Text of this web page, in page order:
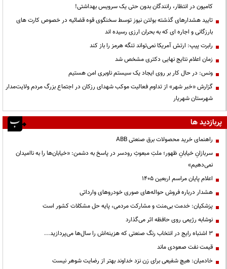
کامیون در انتظار، رانندگان بدون حتی یک سرویس بهداشتی!
تایید هشدارهای گذشته بولتن نیوز توسط سخنگوی قوه قضائیه در خصوص کارت های
بارزگانی و اجاره ای که به بحران ارزی رسیده اند
رابرت پیپ: ارتش آمریکا نمی‌تواند تنگه هرمز را باز کند
زمان اعلام نتایج نهایی دکتری مشخص شد
ونس: در حال کار بر روی ایجاد یک سیستم ناوبری امن هستیم
گزارش «خبر شهر» از تداوم فعالیت موکب شهدای رزکان در اجتماع بزرگ مردم ولایت‌مدار
شهرستان شهریار
پربازدید ها
راهنمای خرید محصولات برق صنعتی ABB
سربازانِ خیابانِ ظهور؛ ملتِ مبعوثِ رودسر در پاسخ به دشمن: «خیابان‌ها را به ناامیدان
نمی‌دهیم»
اعلام پایان مراسم اربعین ۱۴۰۵
هشدار درباره فروش حواله‌های صوری خودروهای وارداتی
پزشکیان: خدمت بی‌منت و مشارکت مردمی، پایه حل مشکلات کشور است
نوشابه رژیمی روی حافظه اثر می‌گذارد
3 اشتباه رایج در انتخاب رنگ صنعتی که هزینه‌اش را سال‌ها می‌پردازید...
قیمت نفت صعودی ماند
خادمیان: هیچ شفیعی برای زن نزد خداوند بهتر از رضایت شوهر نیست